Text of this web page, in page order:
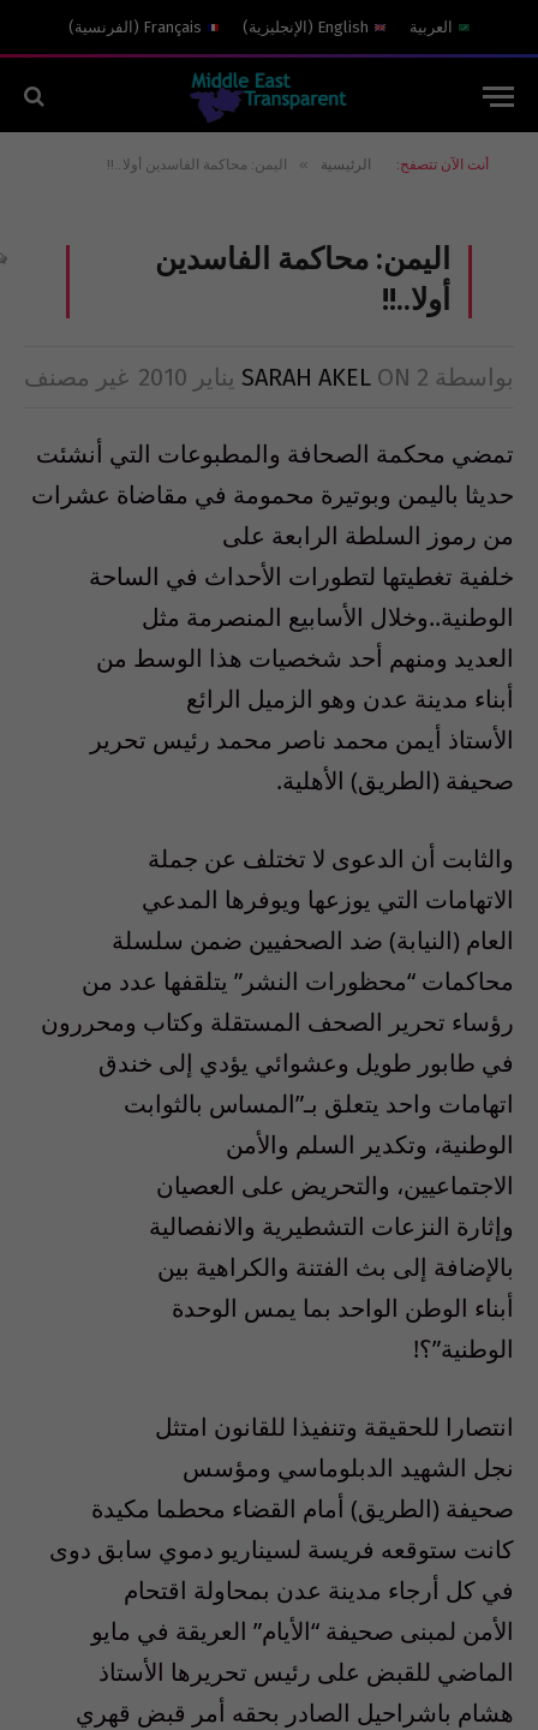
العربية English
( الإنجليزية)
Français
( الفرنسية)
أنت الآن تتصفح: الرئيسية » اليمن: محاكمة الفاسدين أولا..!!
اليمن: محاكمة الفاسدين
أولا..!!
بواسطة SARAH AKEL ON 2 يناير 2010 غير مصنف
تمضي محكمة الصحافة والمطبوعات التي أنشئت
حديثا باليمن وبوتيرة محمومة في مقاضاة عشرات
من رموز السلطة الرابعة على
خلفية تغطيتها لتطورات الأحداث في الساحة
الوطنية..وخلال الأسابيع المنصرمة مثل
العديد ومنهم أحد شخصيات هذا الوسط من
أبناء مدينة عدن وهو الزميل الرائع
الأستاذ أيمن محمد ناصر محمد رئيس تحرير
صحيفة (الطريق) الأهلية.
والثابت أن الدعوى لا تختلف عن جملة
الاتهامات التي يوزعها ويوفرها المدعي
العام (النيابة) ضد الصحفيين ضمن سلسلة
محاكمات “محظورات النشر” يتلقفها عدد من
رؤساء تحرير الصحف المستقلة وكتاب ومحررون
في طابور طويل وعشوائي يؤدي إلى خندق
اتهامات واحد يتعلق بـ”المساس بالثوابت
الوطنية، وتكدير السلم والأمن
الاجتماعيين، والتحريض على العصيان
وإثارة النزعات التشطيرية والانفصالية
بالإضافة إلى بث الفتنة والكراهية بين
أبناء الوطن الواحد بما يمس الوحدة
الوطنية”؟!
انتصارا للحقيقة وتنفيذا للقانون امتثل
نجل الشهيد الدبلوماسي ومؤسس
صحيفة (الطريق) أمام القضاء محطما مكيدة
كانت ستوقعه فريسة لسيناريو دموي سابق دوى
في كل أرجاء مدينة عدن بمحاولة اقتحام
الأمن لمبنى صحيفة “الأيام” العريقة في مايو
الماضي للقبض على رئيس تحريرها الأستاذ
هشام باشراحيل الصادر بحقه أمر قبض قهري